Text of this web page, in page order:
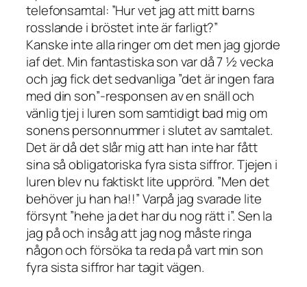
telefonsamtal: ”Hur vet jag att mitt barns
rosslande i bröstet inte är farligt?”
Kanske inte alla ringer om det men jag gjorde
iaf det. Min fantastiska son var då 7 ½ vecka
och jag fick det sedvanliga ”det är ingen fara
med din son”-responsen av en snäll och
vänlig tjej i luren som samtidigt bad mig om
sonens personnummer i slutet av samtalet.
Det är då det slår mig att han inte har fått
sina så obligatoriska fyra sista siffror. Tjejen i
luren blev nu faktiskt lite upprörd. ”Men det
behöver ju han ha!!” Varpå jag svarade lite
försynt ”hehe ja det har du nog rätt i”. Sen la
jag på och insåg att jag nog måste ringa
någon och försöka ta reda på vart min son
fyra sista siffror har tagit vägen.